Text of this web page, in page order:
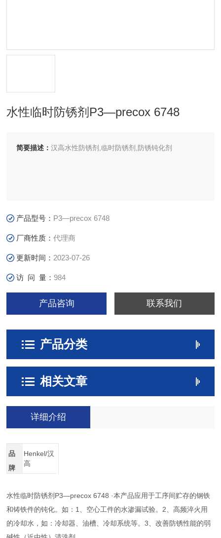
水性临时防锈剂P3—precox 6748
简要描述：汉高水性防锈剂,临时防锈剂,防锈钝化剂
产品型号： P3—precox 6748
厂商性质：代理商
更新时间： 2023-07-26
访 问 量：984
产品咨询 联系我们
产品分类
相关文章
详细介绍
品
牌
Henkel/汉
高
水性临时防锈剂P3—precox 6748 ·本产品应用于工序间贮存的钢铁
和铸铁件的钝化。如：1、空心工件的水渗漏试验。2、高频淬火用
的冷却水，如：冷却器、油槽、冷却系统等。3、改善防锈性能的弱